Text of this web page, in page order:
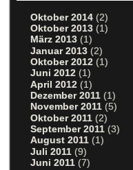
Oktober 2014 (2)
Oktober 2013 (1)
März 2013 (1)
Januar 2013 (2)
Oktober 2012 (1)
Juni 2012 (1)
April 2012 (1)
Dezember 2011 (1)
November 2011 (5)
Oktober 2011 (2)
September 2011 (3)
August 2011 (1)
Juli 2011 (9)
Juni 2011 (7)